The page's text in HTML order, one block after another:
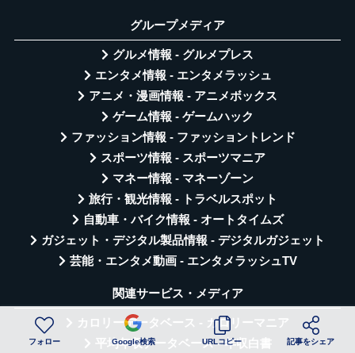
グループメディア
グルメ情報 - グルメプレス
エンタメ情報 - エンタメラッシュ
アニメ・漫画情報 - アニメボックス
ゲーム情報 - ゲームハック
ファッション情報 - ファッショントレンド
スポーツ情報 - スポーツマニア
マネー情報 - マネーゾーン
旅行・観光情報 - トラベルスポット
自動車・バイク情報 - オートタイムズ
ガジェット・デジタル製品情報 - デジタルガジェット
芸能・エンタメ動画 - エンタメラッシュTV
関連サービス・メディア
カロリーデータベース - カロリーマニア
平均年収データベース - 年収白書
フォロー Google検索 URLコピー 記事をシェア